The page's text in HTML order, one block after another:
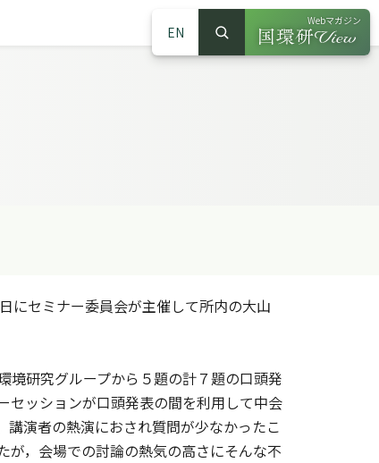
EN
サイト内検索
検索
Webマガジン
（別ウインドウ
にセミナー委員会が主催して所内の大山
研究グループから５題の計７題の口頭発
セッションが口頭発表の間を利用して中会
演者の熱演におされ質問が少なかったこ
が，会場での討論の熱気の高さにそんな不